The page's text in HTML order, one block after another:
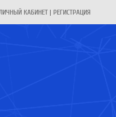
КАБИНЕТ | РЕГИСТРАЦИЯ